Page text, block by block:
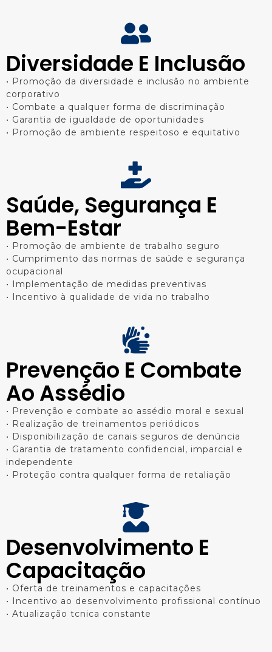
Diversidade E Inclusão
• Promoção da diversidade e inclusão no ambiente
corporativo
• Combate a qualquer forma de discriminação
• Garantia de igualdade de oportunidades
• Promoção de ambiente respeitoso e equitativo
Saúde, Segurança E
Bem-Estar
• Promoção de ambiente de trabalho seguro
• Cumprimento das normas de saúde e segurança
ocupacional
• Implementação de medidas preventivas
• Incentivo à qualidade de vida no trabalho
Prevenção E Combate
Ao Assédio
• Prevenção e combate ao assédio moral e sexual
• Realização de treinamentos periódicos
• Disponibilização de canais seguros de denúncia
• Garantia de tratamento confidencial, imparcial e
independente
• Proteção contra qualquer forma de retaliação
Desenvolvimento E
Capacitação
• Oferta de treinamentos e capacitações
• Incentivo ao desenvolvimento profissional contínuo
• Atualização tcnica constante